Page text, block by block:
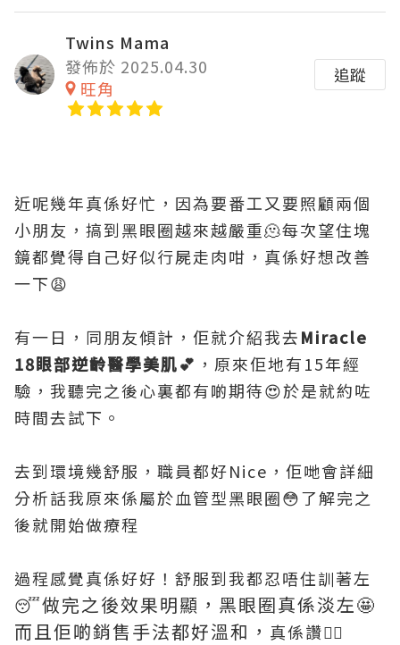
Twins Mama
發佈於 2025.04.30
旺角
追蹤
近呢幾年真係好忙，因為要番工又要照顧兩個
小朋友，搞到黑眼圈越來越嚴重🫠每次望住塊
鏡都覺得自己好似行屍走肉咁，真係好想改善
一下😩
有一日，同朋友傾計，佢就介紹我去Miracle
18眼部逆齡醫學美肌💕 ，原來佢地有15年經
驗，我聽完之後心裏都有啲期待😍於是就約咗
時間去試下。
去到環境幾舒服，職員都好Nice，佢哋會詳細
分析話我原來係屬於血管型黑眼圈😳了解完之
後就開始做療程
過程感覺真係好好！舒服到我都忍唔住訓著左
😴做完之後效果明顯，黑眼圈真係淡左🤩
而且佢啲銷售手法都好溫和， 真係讚👍🏻